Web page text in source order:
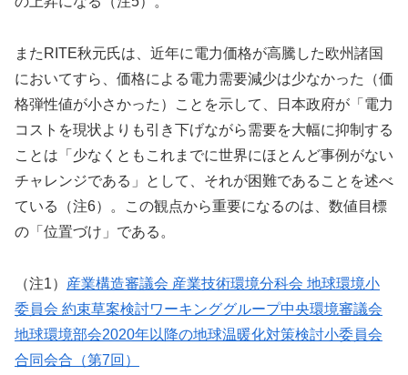
またRITE秋元氏は、近年に電力価格が高騰した欧州諸国
においてすら、価格による電力需要減少は少なかった（価
格弾性値が小さかった）ことを示して、日本政府が「電力
コストを現状よりも引き下げながら需要を大幅に抑制する
ことは「少なくともこれまでに世界にほとんど事例がない
チャレンジである」として、それが困難であることを述べ
ている（注6）。この観点から重要になるのは、数値目標
の「位置づけ」である。
（注1） 産業構造審議会 産業技術環境分科会 地球環境小
委員会 約束草案検討ワーキンググループ中央環境審議会
地球環境部会2020年以降の地球温暖化対策検討小委員会
合同会合（第7回）